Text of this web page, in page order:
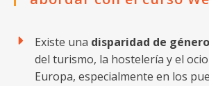
Existe una disparidad de género
del turismo, la hostelería y el
Europa, especialmente en los